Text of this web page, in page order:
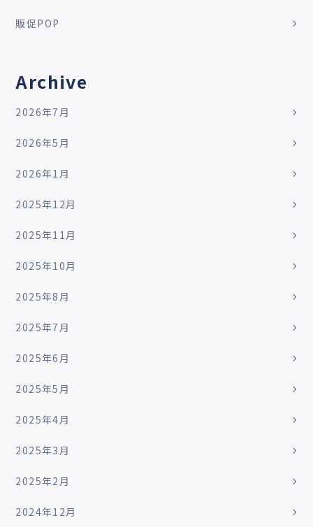
販促POP
Archive
2026年7月
2026年5月
2026年1月
2025年12月
2025年11月
2025年10月
2025年8月
2025年7月
2025年6月
2025年5月
2025年4月
2025年3月
2025年2月
2024年12月